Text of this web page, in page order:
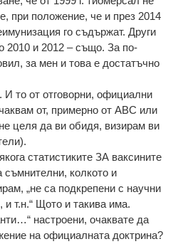
при положение, че и през 2014
го съдържат. Други
2010 и 2012 – също. За по-
за мен и това е достатъчно
то от отговорни, официални
от, примерно от АВС или
целя да ви обидя, визирам ви
статистиките ЗА ваксините
съмнителни, колкото и
„не са подкрепени с научни
т.н.“ Щото и такива има.
настроени, очаквате да
на официалната доктрина?